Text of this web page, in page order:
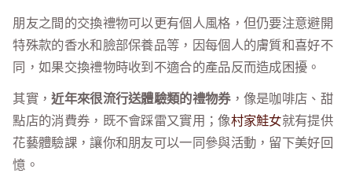
朋友之間的交換禮物可以更有個人風格，但仍要注意避開
特殊款的香水和臉部保養品等，因每個人的膚質和喜好不
同，如果交換禮物時收到不適合的產品反而造成困擾。
其實，近年來很流行送體驗類的禮物券，像是咖啡店、甜
點店的消費券，既不會踩雷又實用；像村家鮭女就有提供
花藝體驗課，讓你和朋友可以一同參與活動，留下美好回
憶。